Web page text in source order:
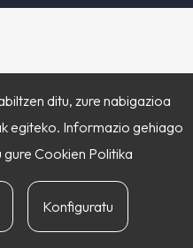
ditu, zure nabigazioa
egiteko. Informazio gehiago
gure Cookien Politika
Konfiguratu